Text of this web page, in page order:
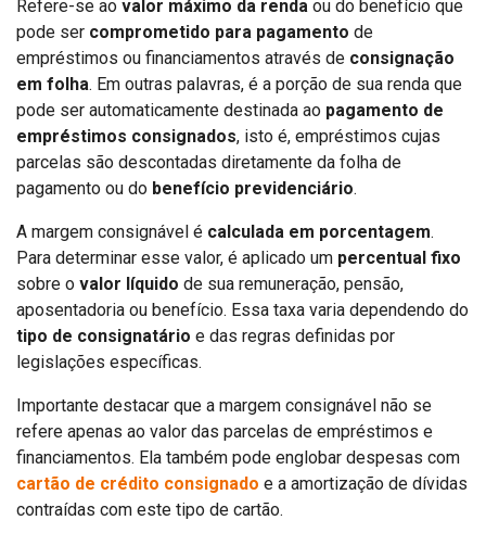
Refere-se ao valor máximo da renda ou do benefício que
pode ser comprometido para pagamento de
empréstimos ou financiamentos através de consignação
em folha. Em outras palavras, é a porção de sua renda que
pode ser automaticamente destinada ao pagamento de
empréstimos consignados, isto é, empréstimos cujas
parcelas são descontadas diretamente da folha de
pagamento ou do benefício previdenciário.
A margem consignável é calculada em porcentagem.
Para determinar esse valor, é aplicado um percentual fixo
sobre o valor líquido de sua remuneração, pensão,
aposentadoria ou benefício. Essa taxa varia dependendo do
tipo de consignatário e das regras definidas por
legislações específicas.
Importante destacar que a margem consignável não se
refere apenas ao valor das parcelas de empréstimos e
financiamentos. Ela também pode englobar despesas com
cartão de crédito consignado e a amortização de dívidas
contraídas com este tipo de cartão.